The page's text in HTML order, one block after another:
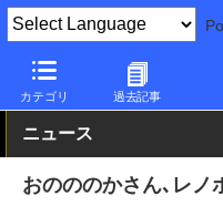
カテゴリ 過去記事
PC Watch 市場 サービス
ニュース
おのののかさん､レノ